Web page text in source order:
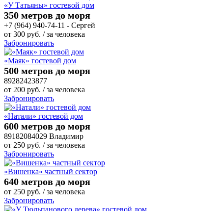
«У Татьяны» гостевой дом
350 метров до моря
+7 (964) 940-74-11 - Сергей
от 300 руб. / за человека
Забронировать
«Маяк» гостевой дом
500 метров до моря
89282423877
от 200 руб. / за человека
Забронировать
«Натали» гостевой дом
600 метров до моря
89182084029 Владимир
от 250 руб. / за человека
Забронировать
«Вишенка» частный сектор
640 метров до моря
от 250 руб. / за человека
Забронировать